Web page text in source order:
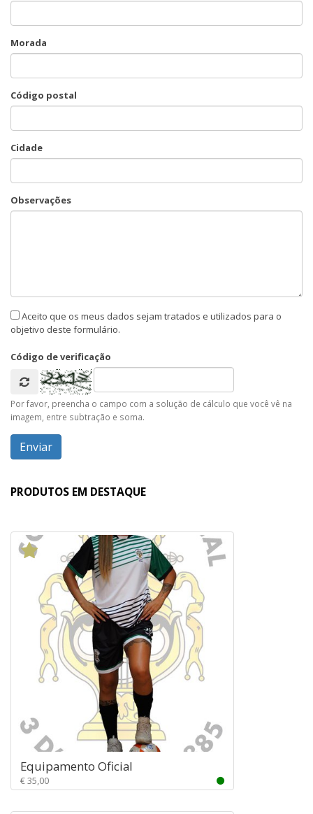
Morada
Código postal
Cidade
Observações
Aceito que os meus dados sejam tratados e utilizados para o
objetivo deste formulário.
Código de verificação
Por favor, preencha o campo com a solução de cálculo que você vê na
imagem, entre subtração e soma.
PRODUTOS EM DESTAQUE
Equipamento Oficial
€ 35,00